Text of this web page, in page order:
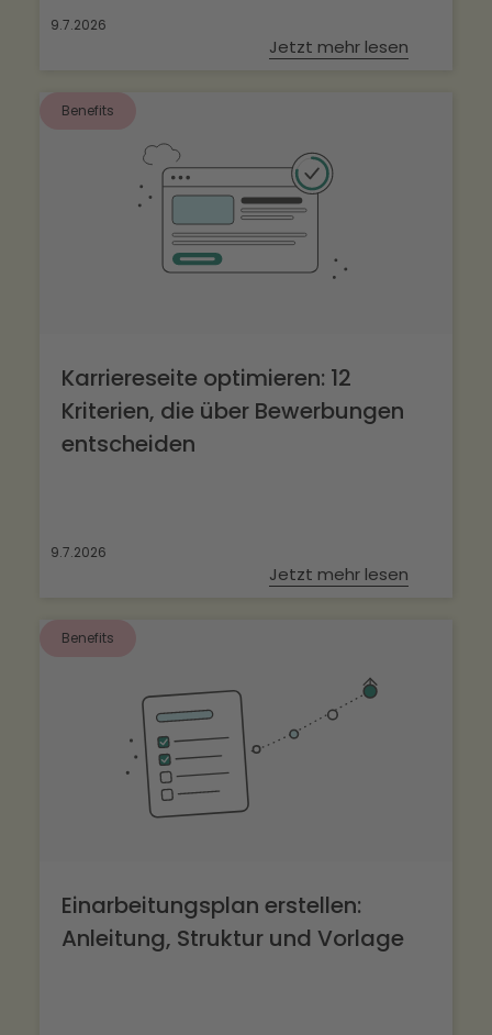
9.7.2026
Jetzt mehr lesen
Benefits
Karriereseite optimieren: 12
Kriterien, die über Bewerbungen
entscheiden
9.7.2026
Jetzt mehr lesen
Benefits
Einarbeitungsplan erstellen:
Anleitung, Struktur und Vorlage